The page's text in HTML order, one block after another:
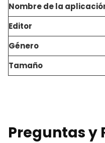
Nombre de la
Editor
Género
Tamaño
Preguntas y